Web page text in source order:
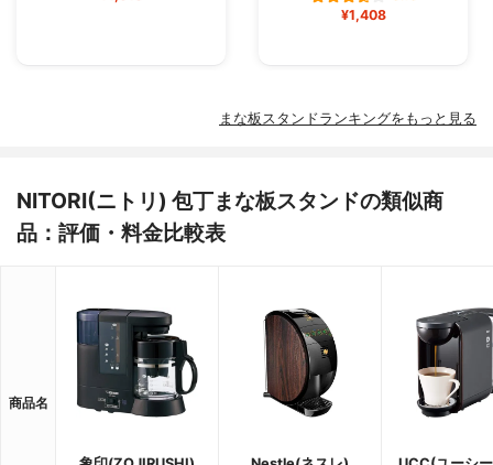
¥1,408
まな板スタンドランキングをもっと見る
NITORI(ニトリ) 包丁まな板スタンドの類似商
品：評価・料金比較表
商品名